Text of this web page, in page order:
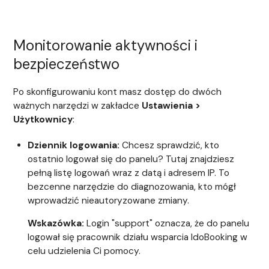
Monitorowanie aktywności i
bezpieczeństwo
Po skonfigurowaniu kont masz dostęp do dwóch
ważnych narzędzi w zakładce Ustawienia >
Użytkownicy:
Dziennik logowania: Chcesz sprawdzić, kto
ostatnio logował się do panelu? Tutaj znajdziesz
pełną listę logowań wraz z datą i adresem IP. To
bezcenne narzędzie do diagnozowania, kto mógł
wprowadzić nieautoryzowane zmiany.
Wskazówka: Login "support" oznacza, że do panelu
logował się pracownik działu wsparcia IdoBooking w
celu udzielenia Ci pomocy.